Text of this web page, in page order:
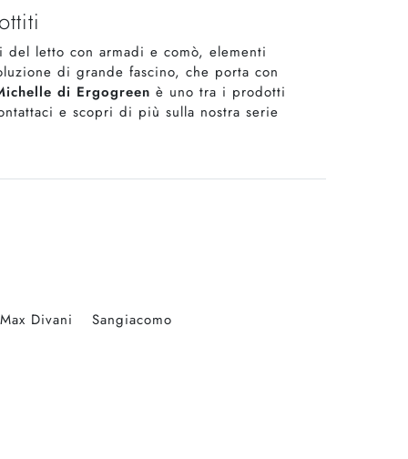
letto con armadi e comò, elementi
di grande fascino, che porta con
di Ergogreen è uno tra i prodotti
e scopri di più sulla nostra serie
Max Divani Sangiacomo